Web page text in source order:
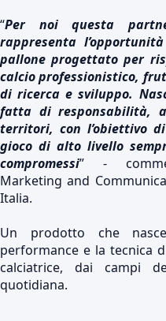
“Per noi questa
rappresenta
pallone progettato per
calcio professionistico,
di ricerca e sviluppo.
fatta di responsabilità,
territori, con l’obiettivo
gioco di alto livello
compromessi” -
Marketing and
Italia.
Un prodotto che
performance e la tecnica
calciatrice, dai campi
quotidiana.